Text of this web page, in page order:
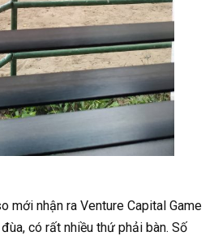
mới nhận ra Venture Capital Game
có rất nhiều thứ phải bàn. Số